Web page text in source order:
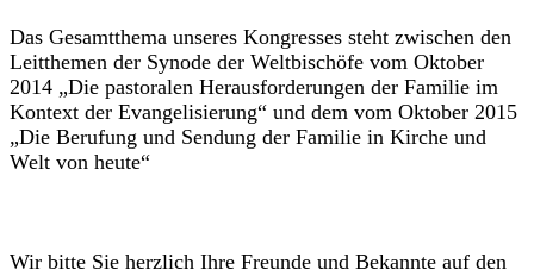
Das Gesamtthema unseres Kongresses steht zwischen den
Leitthemen der Synode der Weltbischöfe vom Oktober
2014 „Die pastoralen Herausforderungen der Familie im
Kontext der Evangelisierung“ und dem vom Oktober 2015
„Die Berufung und Sendung der Familie in Kirche und
Welt von heute“
Wir bitte Sie herzlich Ihre Freunde und Bekannte auf den